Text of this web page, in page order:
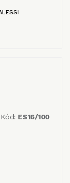
Kód: ES16/100